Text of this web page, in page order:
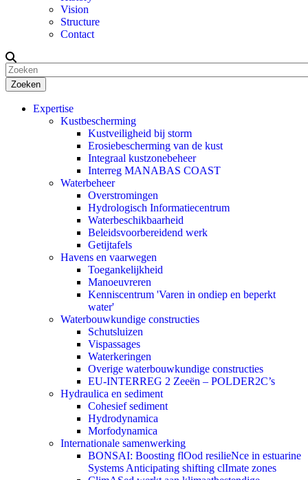
Vision
Structure
Contact
Zoeken
Expertise
Kustbescherming
Kustveiligheid bij storm
Erosiebescherming van de kust
Integraal kustzonebeheer
Interreg MANABAS COAST
Waterbeheer
Overstromingen
Hydrologisch Informatiecentrum
Waterbeschikbaarheid
Beleidsvoorbereidend werk
Getijtafels
Havens en vaarwegen
Toegankelijkheid
Manoeuvreren
Kenniscentrum 'Varen in ondiep en beperkt
water'
Waterbouwkundige constructies
Schutsluizen
Vispassages
Waterkeringen
Overige waterbouwkundige constructies
EU-INTERREG 2 Zeeën – POLDER2C’s
Hydraulica en sediment
Cohesief sediment
Hydrodynamica
Morfodynamica
Internationale samenwerking
BONSAI: Boosting flOod resilieNce in estuarine
Systems Anticipating shifting clImate zones